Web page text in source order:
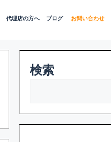
代理店の方へ ブログ お問い合わせ
検索